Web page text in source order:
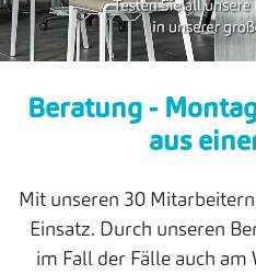
Beratung -
aus
Mit unseren 30
Einsatz. Durch unseren
im Fall der Fälle auch